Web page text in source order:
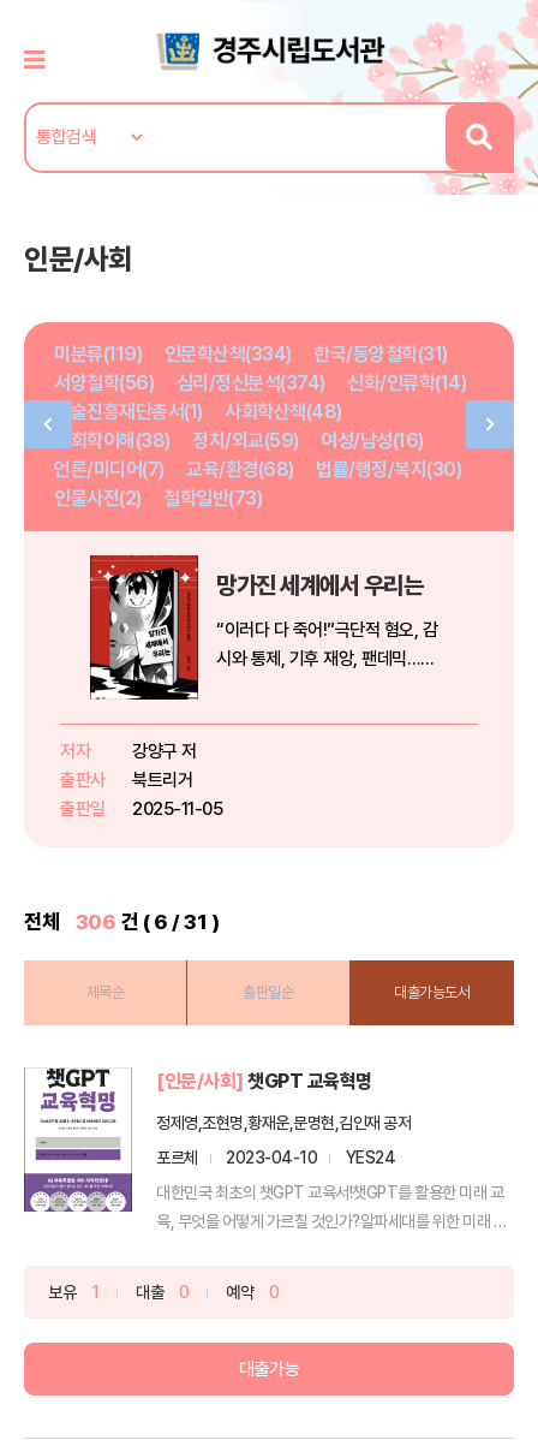
인문/사회
미분류(119) 인문학산책(334)
한국/동양철학(31)
서양철학(56)
심리/정신분석(374)
신화/인류학(14)
학술진흥재단총서(1)
사회학산책(48)
사회학이해(38)
정치/외교(59)
여성/남성(16)
언론/미디어(7)
교육/환경(68)
법률/행정/복지(30)
인물사전(2)
철학일반(73)
망가진 세계에서 우리는
“이러다 다 죽어!”극단적 혐오, 감
시와 통제, 기후 재앙, 팬데믹…멸
를 새롭게 정의하는 시대로 접어...
저자
강양구 저
출판사
북트리거
출판일
2025-11-05
전체 306 건 ( 6 / 31 )
제목순 출판일순 대출가능도서
[인문/사회] 챗GPT 교육혁명
정제영,조현명,황재운,문명현,김인재 공저
포르체
2023-04-10
YES24
대한민국 최초의 챗GPT 교육서!챗GPT를 활용한 미래 교
육, 무엇을 어떻게 가르칠 것인가?알파세대를 위한 미래 교
보유 1 대출 0 예약 0
대출가능